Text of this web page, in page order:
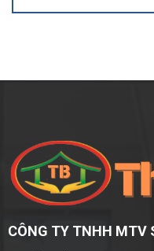
CÔNG TY TNHH MTV